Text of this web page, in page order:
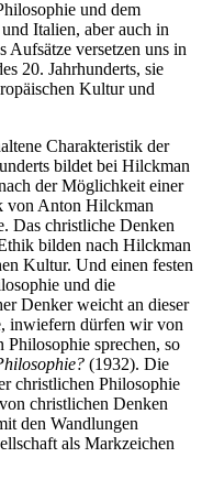
und dem
Italien, aber auch in
versetzen uns in
20. Jahrhunderts, sie
Kultur und
Charakteristik der
bildet bei Hilckman
der Möglichkeit einer
von Anton Hilckman
Das christliche Denken
bilden nach Hilckman
Kultur. Und einen festen
und die
Denker weicht an dieser
inwiefern dürfen wir von
sprechen, so
(1932). Die
christlichen Philosophie
christlichen Denken
den Wandlungen
als Markzeichen